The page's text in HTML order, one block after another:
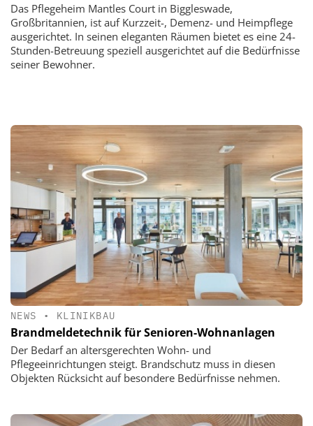
Das Pflegeheim Mantles Court in Biggleswade,
Großbritannien, ist auf Kurzzeit-, Demenz- und Heimpflege
ausgerichtet. In seinen eleganten Räumen bietet es eine 24-
Stunden-Betreuung speziell ausgerichtet auf die Bedürfnisse
seiner Bewohner.
NEWS • KLINIKBAU
Brandmeldetechnik für Senioren-Wohnanlagen
Der Bedarf an altersgerechten Wohn- und
Pflegeeinrichtungen steigt. Brandschutz muss in diesen
Objekten Rücksicht auf besondere Bedürfnisse nehmen.